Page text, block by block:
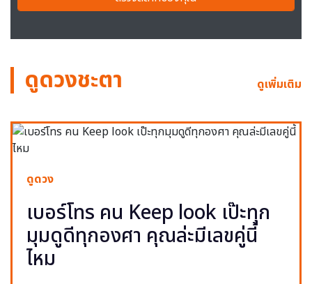
ดูดวงชะตา ดูเพิ่มเติม
ดูดวง
เบอร์โทร คน Keep look เป๊ะทุก
มุมดูดีทุกองศา คุณล่ะมีเลขคู่นี้
ไหม